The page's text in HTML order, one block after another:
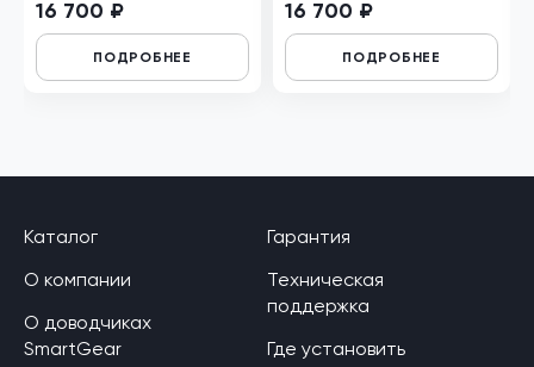
16 700 ₽
ПОДРОБНЕЕ
16 700 ₽
ПОДРОБНЕЕ
Каталог
О компании
О доводчиках
SmartGear
Гарантия
Техническая
поддержка
Где установить